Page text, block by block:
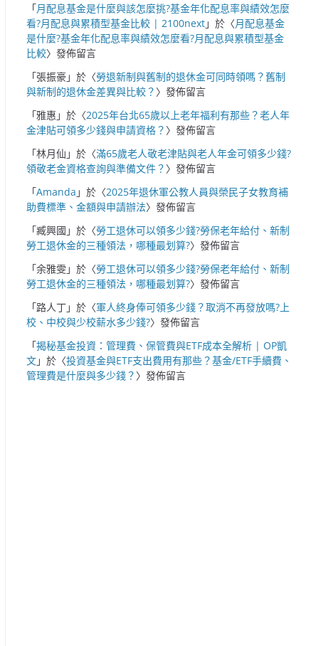
「月配息基金是什麼與該怎麼挑?基金年化配息率與績效怎麼
看?月配息與累積型基金比較 | 2100next」於〈月配息基金
是什麼?基金年化配息率與績效怎麼看?月配息與累積型基金
比較〉發佈留言
「張振豪」於〈勞退新制與舊制的退休金可同時領嗎？舊制
與新制的退休金差異與比較？ 〉發佈留言
「雅惠 」於〈2025年台北65歲以上老年福利有那些？老人年
金津貼可領多少錢與申請資格？ 〉發佈留言
「林月仙 」於〈滿65歲老人敬老津貼與老人年金可領多少錢?
領敬老金資格查詢與準備文件？ 〉發佈留言
「Amanda 」於〈2025年退休軍公教人員與榮民子女教育補
助費標準、金額與申請辦法〉發佈留言
「臧興國 」於〈勞工退休可以領多少錢?勞保老年給付、新制
勞工退休金的三種領法，哪種最划算?〉發佈留言
「余雅雯」於〈勞工退休可以領多少錢?勞保老年給付、新制
勞工退休金的三種領法，哪種最划算?〉發佈留言
「路人丁」於〈軍人終身俸可領多少錢？取消不再發放嗎?上
校、中校與少校薪水多少錢?〉發佈留言
「揭秘基金投資：管理費、保管費與ETF成本全解析 | OP凱
文」於〈投資基金與ETF支出費用有那些？基金/ETF手續費、
管理費是什麼與多少錢？ 〉發佈留言